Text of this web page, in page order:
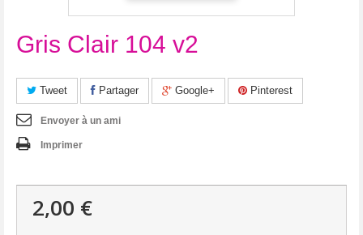
Gris Clair 104 v2
Tweet Partager Google+ Pinterest
Envoyer à un ami
Imprimer
2,00 €